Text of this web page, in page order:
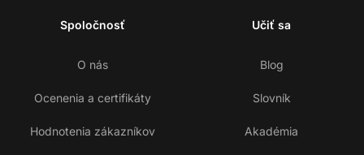
Spoločnosť
O nás
Ocenenia a certifikáty
Hodnotenia zákazníkov
Učiť sa
Blog
Slovník
Akadémia